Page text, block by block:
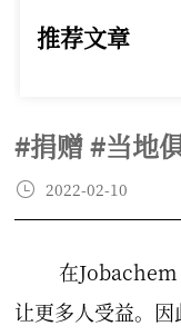
推荐文章
#捐赠 #当地
2022-02-10
在Jobachem
让更多人受益。